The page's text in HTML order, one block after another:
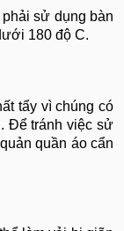
sử dụng bàn
180 độ C.
tẩy vì chúng có
Để tránh việc sử
quần áo cẩn